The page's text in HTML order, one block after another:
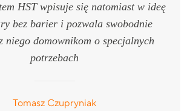
HST wpisuje się natomiast w ideę
bez barier i pozwala swobodnie
niego domownikom o specjalnych
potrzebach
Tomasz Czupryniak